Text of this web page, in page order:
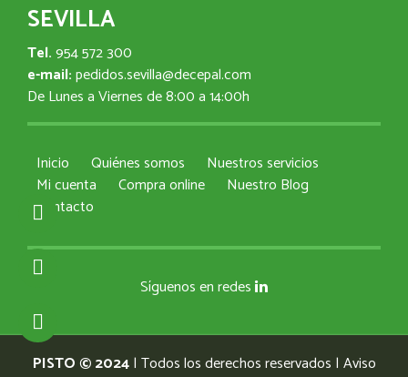
SEVILLA
Tel.954 572 300
e-mail:pedidos.sevilla@decepal.com
De Lunes a Viernes de 8:00 a 14:00h
Inicio Quiénes somos
Nuestros servicios
Mi cuenta
Compra online
Nuestro Blog
Contacto
Síguenos en redes
PISTO © 2024| Todos los derechos reservados | Aviso